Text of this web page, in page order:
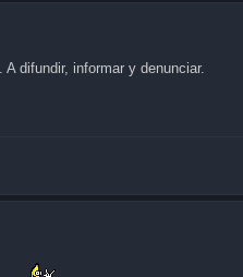
difundir, informar y denunciar.